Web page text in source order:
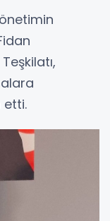
etti.